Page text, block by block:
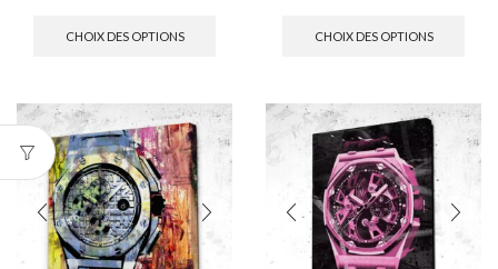
CHOIX DES OPTIONS CHOIX DES OPTIONS